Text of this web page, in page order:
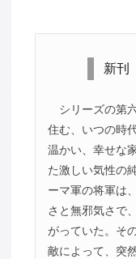
新刊
シリーズの第
住む、いつの時
温かい、幸せな
た激しい気性の
ーマ軍の将軍は
さと無邪気さで
がっていた。そ
敵によって、突